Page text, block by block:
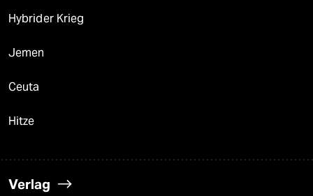
Hybrider Krieg
Jemen
Ceuta
Hitze
Verlag